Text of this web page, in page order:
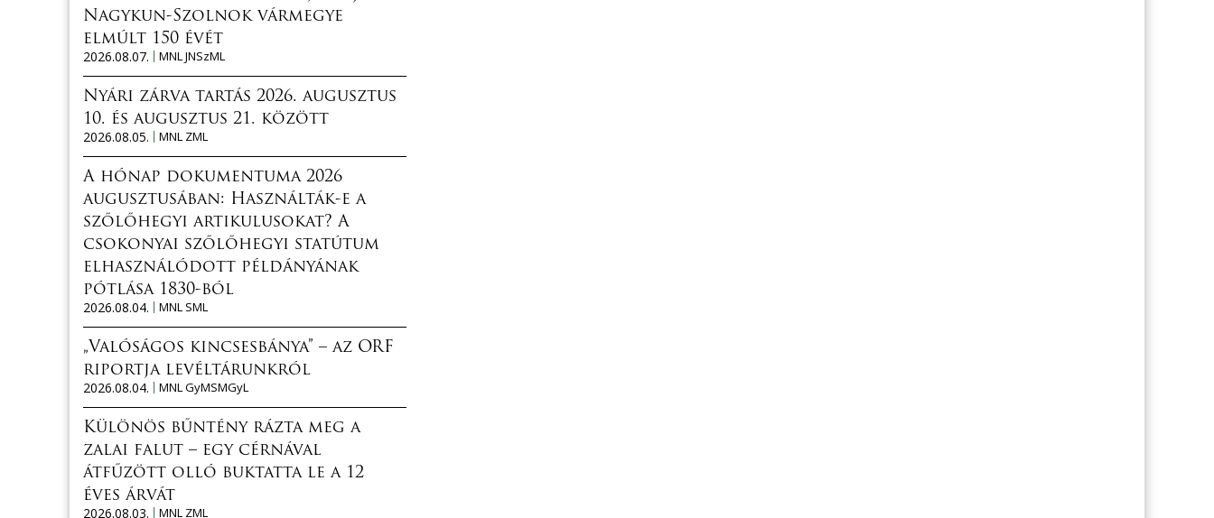
Nagykun-Szolnok vármegye
elmúlt 150 évét
2026.08.07.
MNL JNSzML
Nyári zárva tartás 2026. augusztus
10. és augusztus 21. között
2026.08.05.
MNL ZML
A hónap dokumentuma 2026
augusztusában: Használták-e a
szőlőhegyi artikulusokat? A
csokonyai szőlőhegyi statútum
elhasználódott példányának
pótlása 1830-ból
2026.08.04.
MNL SML
„Valóságos kincsesbánya” – az ORF
riportja levéltárunkról
2026.08.04.
MNL GyMSMGyL
Különös bűntény rázta meg a
zalai falut – egy cérnával
átfűzött olló buktatta le a 12
éves árvát
2026.08.03.
MNL ZML